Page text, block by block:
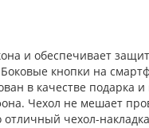
и обеспечивает
кнопки на
в качестве подарка
Чехол не мешает
чехол-